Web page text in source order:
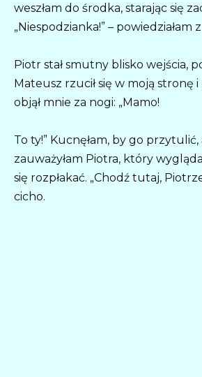
weszłam do środka, starając się
„Niespodzianka!” – powiedziałam
Piotr stał smutny blisko wejścia,
Mateusz rzucił się w moją stronę
objął mnie za nogi: „Mamo!
To ty!” Kucnęłam, by go
zauważyłam Piotra, który
się rozpłakać. „Chodź tutaj,
cicho.